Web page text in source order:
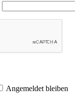
Angemeldet bleiben